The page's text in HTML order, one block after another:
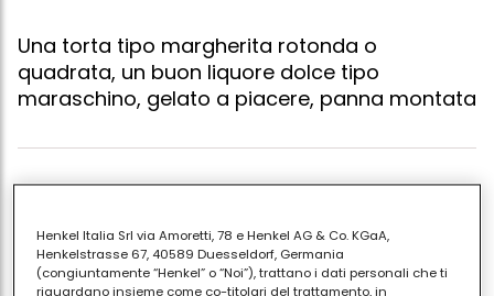
Una torta tipo margherita rotonda o
quadrata, un buon liquore dolce tipo
maraschino, gelato a piacere, panna montata
rotonda o quadrata. spruzzate questi strati con un
buon liquore e spalmateli con del gelato avrete già
preparato, meglio se gli strati di gelato saranno
Henkel Italia Srl via Amoretti, 78 e Henkel AG & Co. KGaA,
Henkelstrasse 67, 40589 Duesseldorf, Germania
(congiuntamente “Henkel” o “Noi”), trattano i dati personali che ti
riguardano insieme come co-titolari del trattamento, in